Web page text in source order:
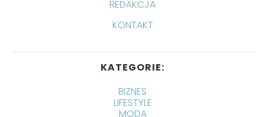
REDAKCJA
KONTAKT
KATEGORIE:
BIZNES
LIFESTYLE
MODA